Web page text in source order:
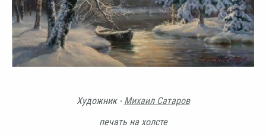
Художник - Михаил Сатаров
печать на холсте